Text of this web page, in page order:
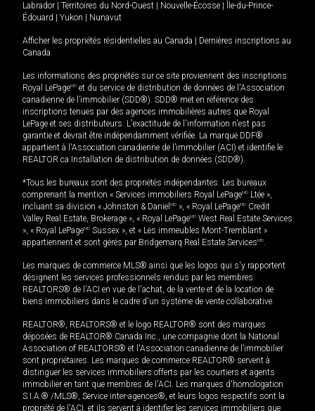
Labrador
Territoires du Nord-Ouest Nouvelle-Écosse
Île-du-Prince-
Édouard
Yukon Nunavut
Afficher les propriétés résidentielles au Canada
Dernières inscriptions au
Canada
Les informations des propriétés sur ce site proviennent des inscriptions
Royal LePageMD et du service de distribution de données de l'Association
canadienne de l’immobilier (SDD®). SDD® met en référence des
inscriptions tenues par des agences immobilières autres que Royal
LePage et ses distributeurs. L'exactitude de l'information n'est pas
garantie et devrait être indépendamment vérifiée. La marque DDF®
appartient à l'Association canadienne de l’immobilier (ACI) et identifie le
REALTOR.ca Installation de distribution de données (SDD®).
*Tous les bureaux sont des propriétés indépendantes. Les bureaux
comprenant la mention « Services immobiliers Royal LePageMD Ltée »,
incluant sa division « Johnston & Daniel MD », « Royal LePageMD Credit
Valley Real Estate, Brokerage », « Royal LePageMD West Real Estate Services
», « Royal LePageMD Sussex », et « Les immeubles Mont-Tremblant »
appartiennent et sont gérés par Bridgemarq Real Estate ServicesMD.
Les marques de commerce MLS® ainsi que les logos qui s'y rapportent
désignent les services professionnels rendus par les membres
REALTORS® de l'ACI en vue de l'achat, de la vente et de la location de
biens immobiliers dans le cadre d'un système de vente collaborative.
REALTOR®, REALTORS® et le logo REALTOR® sont des marques
déposées de REALTOR® Canada Inc., une compagnie dont la National
Association of REALTORS® et l'Association canadienne de l’immobilier
sont propriétaires. Les marques de commerce REALTOR® servent à
distinguer les services immobiliers offerts par les courtiers et agents
immobilier en tant que membres de l'ACI. Les marques d'homologation
S.I.A.® /MLS®, Service inter-agences®, et leurs logos respectifs sont la
propriété de l'ACI, et ils servent à identifier les services immobiliers que